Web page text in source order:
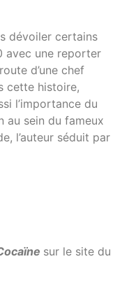
dévoiler certains
avec une reporter
d’une chef
cette histoire,
l’importance du
sein du fameux
l’auteur séduit par
sur le site du